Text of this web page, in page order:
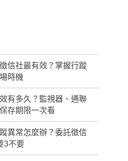
信社最有效？掌握行蹤
時機
有多久？監視器、通聯
存期限一次看
異常怎麼辦？委託徵信
3不要